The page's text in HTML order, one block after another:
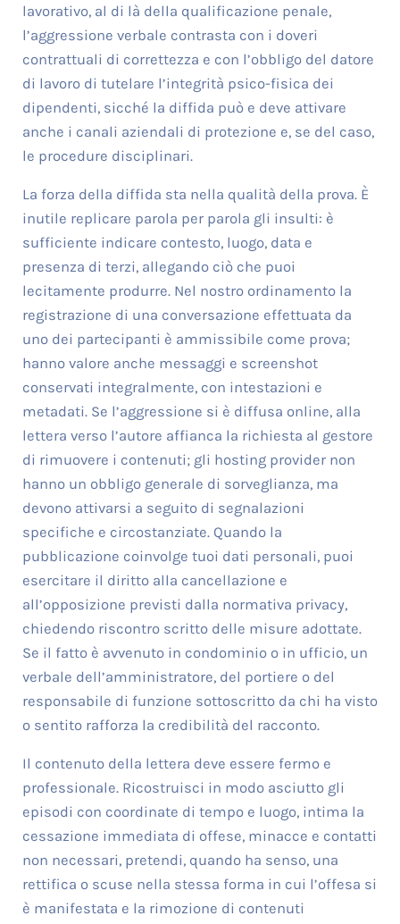
lavorativo, al di là della qualificazione penale,
l’aggressione verbale contrasta con i doveri
contrattuali di correttezza e con l’obbligo del datore
di lavoro di tutelare l’integrità psico-fisica dei
dipendenti, sicché la diffida può e deve attivare
anche i canali aziendali di protezione e, se del caso,
le procedure disciplinari.
La forza della diffida sta nella qualità della prova. È
inutile replicare parola per parola gli insulti: è
sufficiente indicare contesto, luogo, data e
presenza di terzi, allegando ciò che puoi
lecitamente produrre. Nel nostro ordinamento la
registrazione di una conversazione effettuata da
uno dei partecipanti è ammissibile come prova;
hanno valore anche messaggi e screenshot
conservati integralmente, con intestazioni e
metadati. Se l’aggressione si è diffusa online, alla
lettera verso l’autore affianca la richiesta al gestore
di rimuovere i contenuti; gli hosting provider non
hanno un obbligo generale di sorveglianza, ma
devono attivarsi a seguito di segnalazioni
specifiche e circostanziate. Quando la
pubblicazione coinvolge tuoi dati personali, puoi
esercitare il diritto alla cancellazione e
all’opposizione previsti dalla normativa privacy,
chiedendo riscontro scritto delle misure adottate.
Se il fatto è avvenuto in condominio o in ufficio, un
verbale dell’amministratore, del portiere o del
responsabile di funzione sottoscritto da chi ha visto
o sentito rafforza la credibilità del racconto.
Il contenuto della lettera deve essere fermo e
professionale. Ricostruisci in modo asciutto gli
episodi con coordinate di tempo e luogo, intima la
cessazione immediata di offese, minacce e contatti
non necessari, pretendi, quando ha senso, una
rettifica o scuse nella stessa forma in cui l’offesa si
è manifestata e la rimozione di contenuti